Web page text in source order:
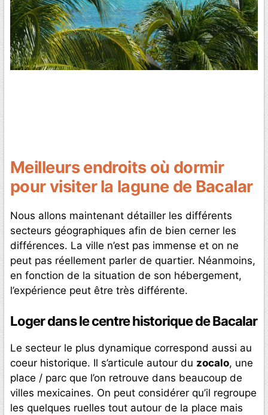
Meilleurs endroits où dormir
pour visiter la lagune de Bacalar
Nous allons maintenant détailler les différents
secteurs géographiques afin de bien cerner les
différences. La ville n’est pas immense et on ne
peut pas réellement parler de quartier. Néanmoins,
en fonction de la situation de son hébergement,
l’expérience peut être très différente.
Loger dans le centre historique de Bacalar
Le secteur le plus dynamique correspond aussi au
coeur historique. Il s’articule autour du zocalo, une
place / parc que l’on retrouve dans beaucoup de
villes mexicaines. On peut considérer qu’il regroupe
les quelques ruelles tout autour de la place mais